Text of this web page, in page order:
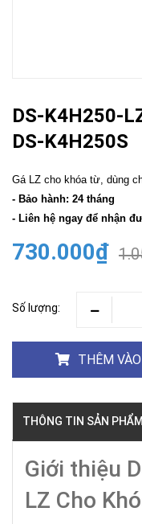
DS-K4H250-
DS-K4H250S
Gá LZ cho khóa từ, dùng
- Bảo hành: 24 tháng
- Liên hệ ngay để nhận
730.000₫
Số lượng:
THÊM
THÔNG TIN SẢN PHẨM
Giới thiệu
LZ Cho